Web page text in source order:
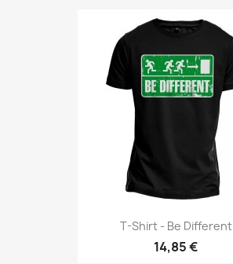
T-Shirt - Be Different
14,85 €